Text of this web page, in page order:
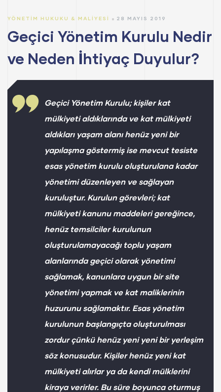
YÖNETIM HUKUKU & MALIYESI 28 MAYIS 2019
Geçici Yönetim Kurulu Nedir
ve Neden İhtiyaç Duyulur?
Geçici Yönetim Kurulu;kişiler kat
mülkiyeti aldıklarında ve kat mülkiyeti
aldıkları yaşam alanı henüz yeni bir
yapılaşma göstermiş ise mevcut tesiste
esas yönetim kurulu oluşturulana kadar
yönetimi düzenleyen ve sağlayan
kuruluştur. Kurulun görevleri; kat
mülkiyeti kanunu maddeleri gereğince,
henüz temsilciler kurulunun
oluşturulamayacağı toplu yaşam
alanlarında geçici olarak yönetimi
sağlamak, kanunlara uygun bir site
yönetimi yapmak ve kat maliklerinin
huzurunu sağlamaktır. Esas yönetim
kurulunun başlangıçta oluşturulması
zordur çünkü henüz yeni yeni bir yerleşim
söz konusudur. Kişiler henüz yeni kat
mülkiyeti alırlar ya da kendi mülklerini
kiraya verirler. Bu süre boyunca oturmuş